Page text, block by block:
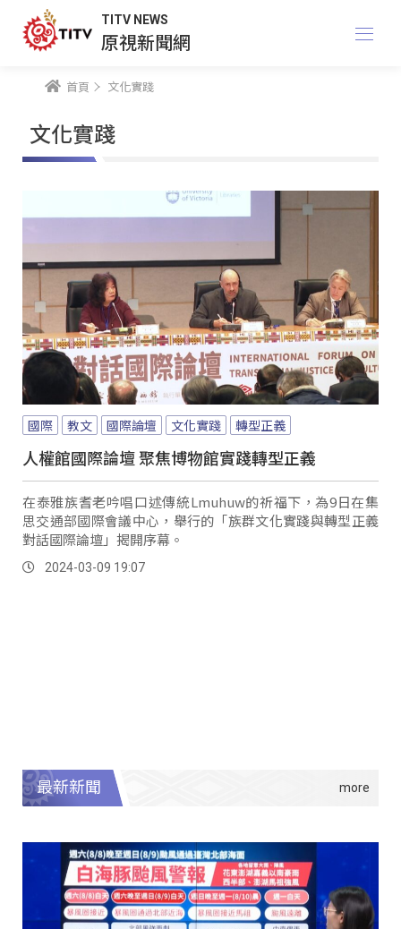
TITV NEWS
原視新聞網
首頁 文化實踐
文化實踐
國際 教文 國際論壇 文化實踐 轉型正義
人權館國際論壇 聚焦博物館實踐轉型正義
在泰雅族耆老吟唱口述傳統Lmuhuw的祈福下，為9日在集
思交通部國際會議中心，舉行的「族群文化實踐與轉型正義
對話國際論壇」揭開序幕。
2024-03-09 19:07
最新新聞